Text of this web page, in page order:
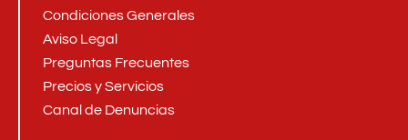
Condiciones Generales
Aviso Legal
Preguntas Frecuentes
Precios y Servicios
Canal de Denuncias